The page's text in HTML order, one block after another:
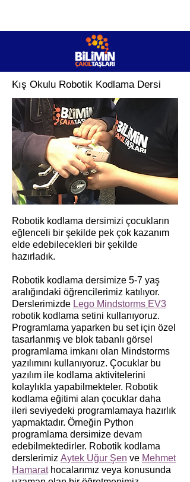
Kış Okulu Robotik Kodlama Dersi
Robotik kodlama dersimizi çocukların
eğlenceli bir şekilde pek çok kazanım
elde edebilecekleri bir şekilde
hazırladık.
Robotik kodlama dersimize 5-7 yaş
aralığındaki öğrencilerimiz katılıyor.
Derslerimizde Lego Mindstorms EV3
robotik kodlama setini kullanıyoruz.
Programlama yaparken bu set için özel
tasarlanmış ve blok tabanlı görsel
programlama imkanı olan Mindstorms
yazılımını kullanıyoruz. Çocuklar bu
yazılım ile kodlama aktivitelerini
kolaylıkla yapabilmekteler. Robotik
kodlama eğitimi alan çocuklar daha
ileri seviyedeki programlamaya hazırlık
yapmaktadır. Örneğin Python
programlama dersimize devam
edebilmektedirler. Robotik kodlama
derslerimiz Aytek Uğur Şen ve Mehmet
Hamarathocalarımız veya konusunda